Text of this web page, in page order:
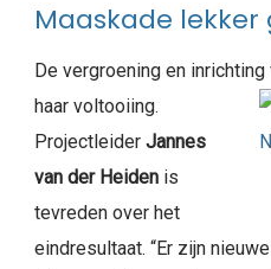
Maaskade lekker
De vergroening en
haar voltooiing.
Projectleider Jannes
van der Heiden is
tevreden over het
eindresultaat. “Er zijn